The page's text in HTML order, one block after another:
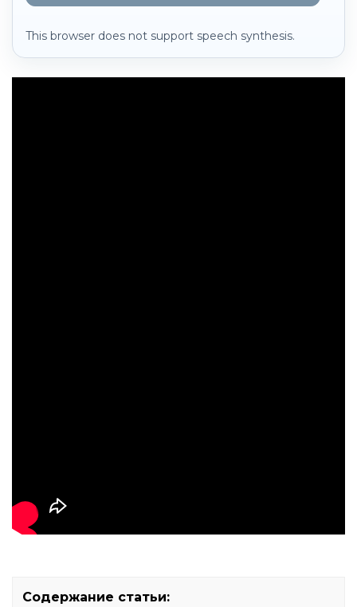
This browser does not support speech synthesis.
Содержание статьи: